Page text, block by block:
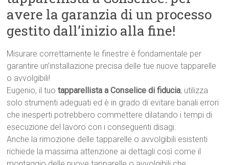
avere la garanzia di un processo
gestito dall’inizio alla fine!
Misurare correttamente le finestre è fondamentale per
garantire un’installazione precisa delle tue nuove tapparelle
o avvolgibili!
Eugenio, il tuotapparellista a Conselice di fiducia, utilizza
solo strumenti adeguati ed è in grado di evitare banali errori
che inesperti potrebbero commettere dilatando i tempi di
esecuzione del lavoro con i conseguenti disagi.
Anche la rimozione delle tapparelle o avvolgibili esistenti
richiede la massima attenzione ai dettagli così come il